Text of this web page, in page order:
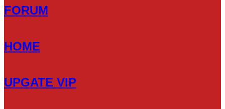
FORUM
HOME
UPGATE VIP